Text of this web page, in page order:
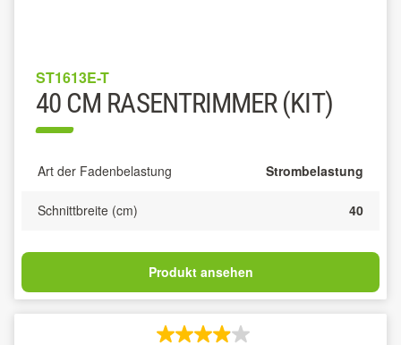
ST1613E-T
40 CM RASENTRIMMER (KIT)
Art der Fadenbelastung Strombelastung
Schnittbreite (cm) 40
Produkt ansehen